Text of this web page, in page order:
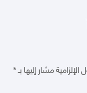
الإلزامية مشار إليها بـ*